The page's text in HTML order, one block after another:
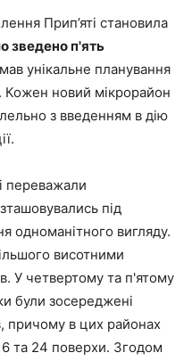
Прип’яті становила
зведено п'ять
унікальне планування
Кожен новий мікрорайон
з введенням в дію
переважали
під
одноманітного вигляду.
висотними
У четвертому та п'ятому
були зосереджені
причому в цих районах
та 24 поверхи. Згодом